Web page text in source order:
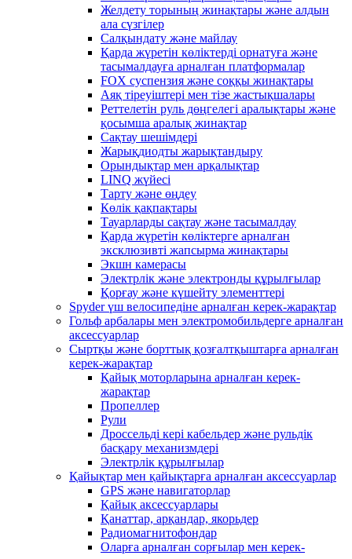
Желдету торының жинақтары және алдын
ала сүзгілер
Салқындату және майлау
Қарда жүретін көліктерді орнатуға және
тасымалдауға арналған платформалар
FOX суспензия және соққы жинақтары
Аяқ тіреуіштері мен тізе жастықшалары
Реттелетін руль дөңгелегі аралықтары және
қосымша аралық жинақтар
Сақтау шешімдері
Жарықдиодты жарықтандыру
Орындықтар мен арқалықтар
LINQ жүйесі
Тарту және өңдеу
Көлік қақпақтары
Тауарларды сақтау және тасымалдау
Қарда жүретін көліктерге арналған
эксклюзивті жапсырма жинақтары
Экшн камерасы
Электрлік және электронды құрылғылар
Қорғау және күшейту элементтері
Spyder үш велосипедіне арналған керек-жарақтар
Гольф арбалары мен электромобильдерге арналған
аксессуарлар
Сыртқы және борттық қозғалтқыштарға арналған
керек-жарақтар
Қайық моторларына арналған керек-
жарақтар
Пропеллер
Рули
Дроссельді кері кабельдер және рульдік
басқару механизмдері
Электрлік құрылғылар
Қайықтар мен қайықтарға арналған аксессуарлар
GPS және навигаторлар
Қайық аксессуарлары
Қанаттар, арқандар, якорьдер
Радиомагнитофондар
Оларға арналған сорғылар мен керек-